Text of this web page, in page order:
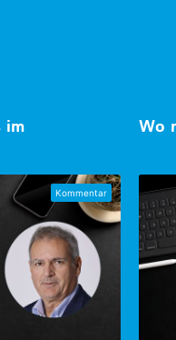
im
Wo